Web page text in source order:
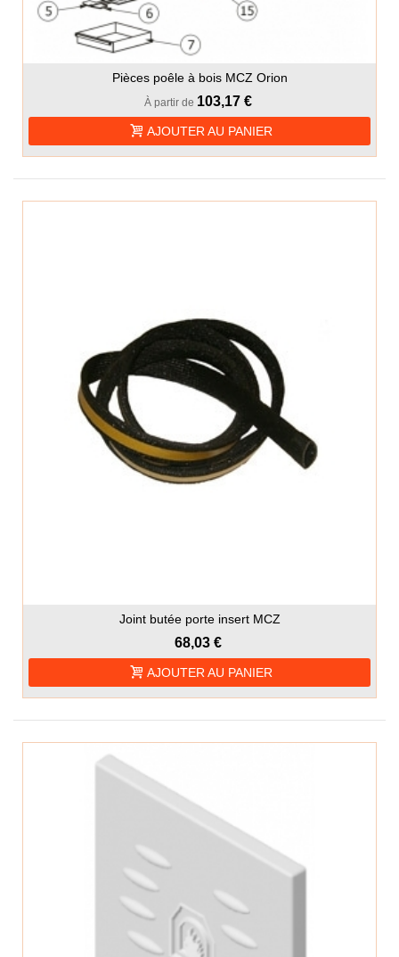
Pièces poêle à bois MCZ Orion
À partir de 103,17 €
AJOUTER AU PANIER
Joint butée porte insert MCZ
68,03 €
AJOUTER AU PANIER